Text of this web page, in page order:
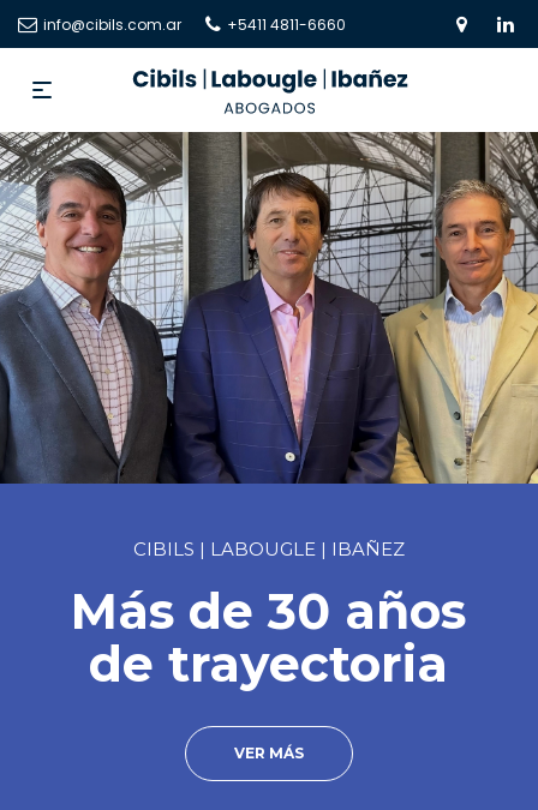
info@cibils.com.ar +5411 4811-6660
VER MÁS
CIBILS | LABOUGLE | IBAÑEZ
Más de 30 años
de trayectoria